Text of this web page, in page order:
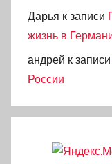
Дарья к записи
жизнь в
андрей к записи
России